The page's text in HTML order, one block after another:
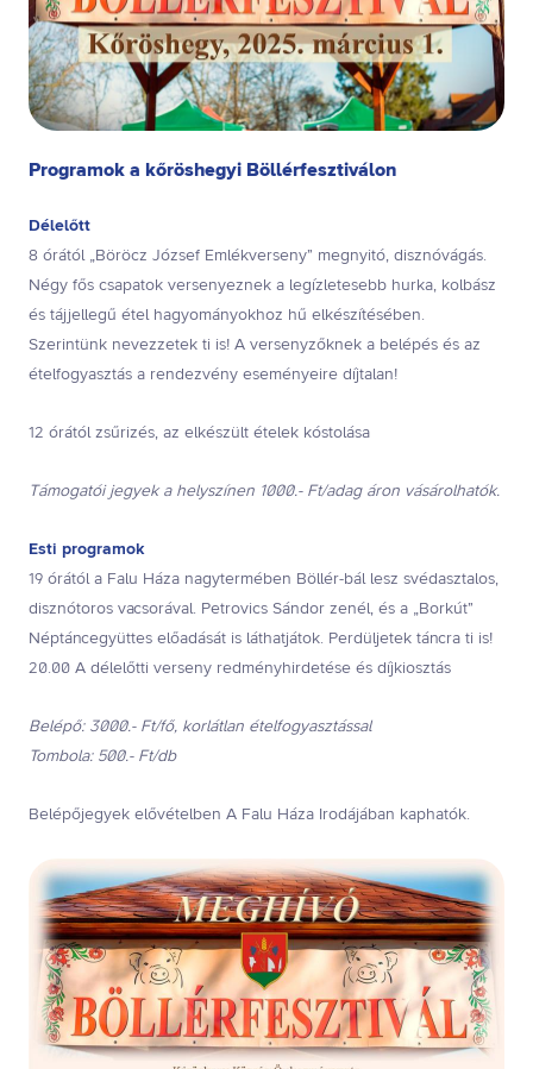
Programok a kőröshegyi Böllérfesztiválon
Délelőtt
8 órától „Böröcz József Emlékverseny” megnyitó, disznóvágás.
Négy fős csapatok versenyeznek a legízletesebb hurka, kolbász
és tájjellegű étel hagyományokhoz hű elkészítésében.
Szerintünk nevezzetek ti is! A versenyzőknek a belépés és az
ételfogyasztás a rendezvény eseményeire díjtalan!
12 órától zsűrizés, az elkészült ételek kóstolása
Támogatói jegyek a helyszínen 1000.- Ft/adag áron vásárolhatók.
Esti programok
19 órától a Falu Háza nagytermében Böllér-bál lesz svédasztalos,
disznótoros vacsorával. Petrovics Sándor zenél, és a „Borkút”
Néptáncegyüttes előadását is láthatjátok. Perdüljetek táncra ti is!
20.00 A délelőtti verseny redményhirdetése és díjkiosztás
Belépő: 3000.- Ft/fő, korlátlan ételfogyasztással
Tombola: 500.- Ft/db
Belépőjegyek elővételben A Falu Háza Irodájában kaphatók.